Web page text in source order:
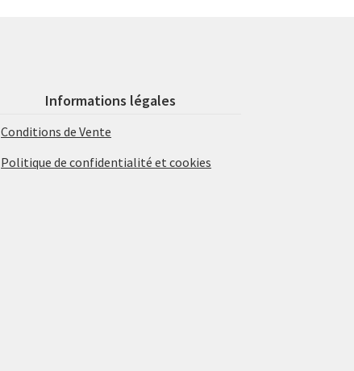
Informations légales
Conditions de Vente
Politique de confidentialité et cookies